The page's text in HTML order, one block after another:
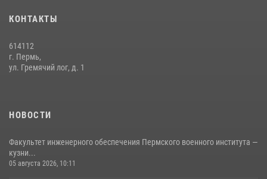
05 августа 2026, 10:11
В подразделениях военного института проведено военно-
политическое информирование на тему: «28 июля – День памяти
равноапостольного великого князя Владимира – крестителя Руси,
03 августа 2026, 06:00
КОНТАКТЫ
614112
г. Пермь,
ул. Гремячий лог, д. 1
НОВОСТИ
Факультет инженерного обеспечения Пермского военного института —
кузни...
05 августа 2026, 10:11